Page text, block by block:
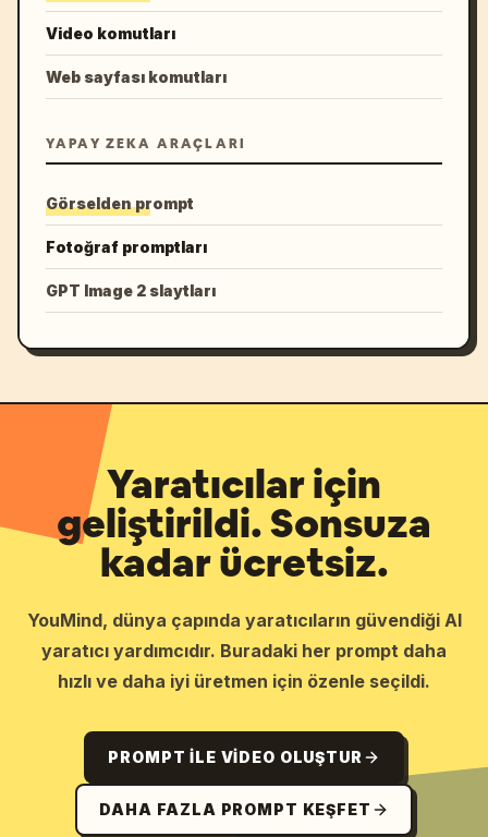
Video komutları
Web sayfası komutları
YAPAY ZEKA ARAÇLARI
Görselden prompt
Fotoğraf promptları
GPT Image 2 slaytları
Yaratıcılar için
geliştirildi. Sonsuza
kadar ücretsiz.
YouMind, dünya çapında yaratıcıların güvendiği AI
yaratıcı yardımcıdır. Buradaki her prompt daha
hızlı ve daha iyi üretmen için özenle seçildi.
PROMPT ILE VIDEO OLUŞTUR
DAHA FAZLA PROMPT KEŞFET